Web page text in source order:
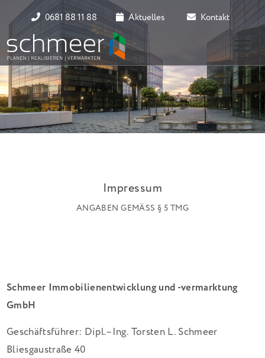
0681 88 11 88 Aktuelles Kontakt
Impressum
ANGABEN GEMÄSS § 5 TMG
Schmeer Immobilienentwicklung und -vermarktung
GmbH
Geschäftsführer: Dipl.–Ing. Torsten L. Schmeer
Bliesgaustraße 40